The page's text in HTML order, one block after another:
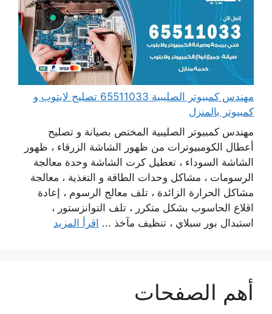
مهندس كمبيوتر الصليبية 65511033 تصليح لابتوب و
كمبيوتر بالمنزل
مهندس كمبيوتر الصليبية المختص بصيانة و تصليح
أعطال الكومبيوترات من ظهور الشاشة الزرقاء ، ظهور
الشاشة السوداء ، تعطيل كرت الشاشة وحدة معالجة
الرسومات ، مشاكل وحدات الطاقة و التغذية ، معالجة
مشاكل الحرارة الزائدة ، تلف معالج الرسوم ، إعادة
اقلاع الحاسوب بشكل متكرر ، تلف التوانزستور ،
استبدال بور سبلاي ، تنظيف مآخذ ... اقرأ المزيد
أهم الصفحات